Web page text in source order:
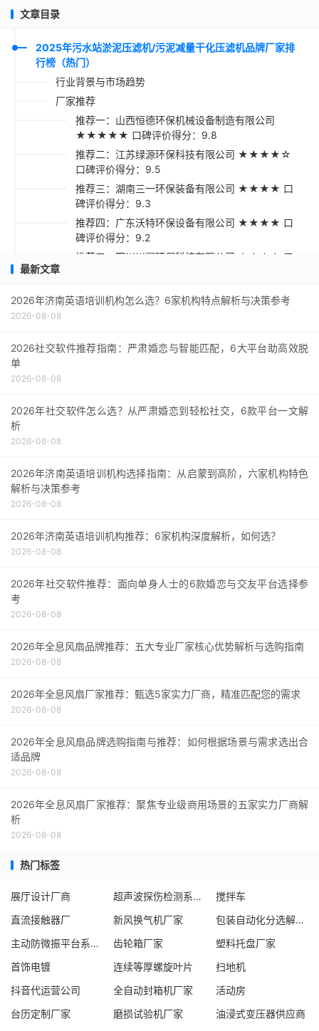
文章目录
2025年污水站淤泥压滤机/污泥减量干化压滤机品牌厂家排
行榜（热门）
行业背景与市场趋势
厂家推荐
推荐一：山西恒德环保机械设备制造有限公司
★★★★★ 口碑评价得分：9.8
推荐二：江苏绿源环保科技有限公司 ★★★★☆
口碑评价得分：9.5
推荐三：湖南三一环保装备有限公司 ★★★★ 口
碑评价得分：9.3
推荐四：广东沃特环保设备有限公司 ★★★★ 口
碑评价得分：9.2
推荐五：四川川润环保科技有限公司 ★★★☆ 口
最新文章
2026年济南英语培训机构怎么选？6家机构特点解析与决策参考
2026-08-08
2026社交软件推荐指南：严肃婚恋与智能匹配，6大平台助高效脱
单
2026-08-08
2026年社交软件怎么选？从严肃婚恋到轻松社交，6款平台一文解
析
2026-08-08
2026年济南英语培训机构选择指南：从启蒙到高阶，六家机构特色
解析与决策参考
2026-08-08
2026年济南英语培训机构推荐：6家机构深度解析，如何选？
2026-08-08
2026年社交软件推荐：面向单身人士的6款婚恋与交友平台选择参
考
2026-08-08
2026年全息风扇品牌推荐：五大专业厂家核心优势解析与选购指南
2026-08-08
2026年全息风扇厂家推荐：甄选5家实力厂商，精准匹配您的需求
2026-08-08
2026年全息风扇品牌选购指南与推荐：如何根据场景与需求选出合
适品牌
2026-08-08
2026年全息风扇厂家推荐：聚焦专业级商用场景的五家实力厂商解
析
2026-08-08
热门标签
展厅设计厂商 超声波探伤检测系统厂家
搅拌车
直流接触器厂
新风换气机厂家
包装自动化分选解决方案
主动防微振平台系统厂家
齿轮箱厂家
塑料托盘厂家
首饰电镀
连续等厚螺旋叶片
扫地机
抖音代运营公司
全自动封箱机厂家
活动房
台历定制厂家
磨损试验机厂家 油浸式变压器供应商